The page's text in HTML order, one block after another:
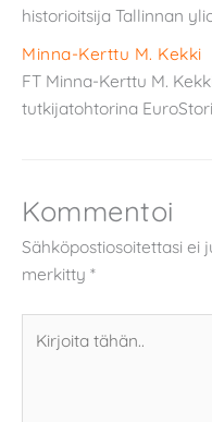
historioitsija Tallinnan
Minna-Kerttu M. Kekki
FT Minna-Kerttu M.
tutkijatohtorina
Kommentoi
Sähköpostiosoitettasi ei
merkitty *
tähän..